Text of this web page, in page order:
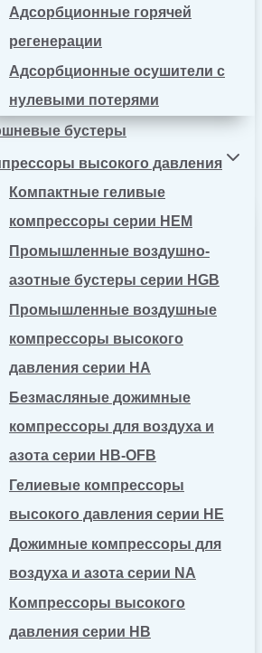
Адсорбционные горячей
регенерации
Адсорбционные осушители с
нулевыми потерями
бустеры
высокого давления
Компактные геливые
компрессоры серии HEM
Промышленные воздушно-
азотные бустеры серии HGB
Промышленные воздушные
компрессоры высокого
давления серии HA
Безмасляные дожимные
компрессоры для воздуха и
азота серии HB-OFB
Гелиевые компрессоры
высокого давления серии HE
Дожимные компрессоры для
воздуха и азота серии NA
Компрессоры высокого
давления серии HB